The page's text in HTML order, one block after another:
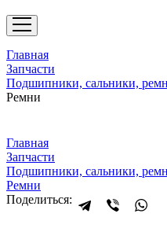
Главная
Запчасти
Подшипники, сальники,
Ремни
Главная
Запчасти
Подшипники, сальники,
Ремни
Поделиться: